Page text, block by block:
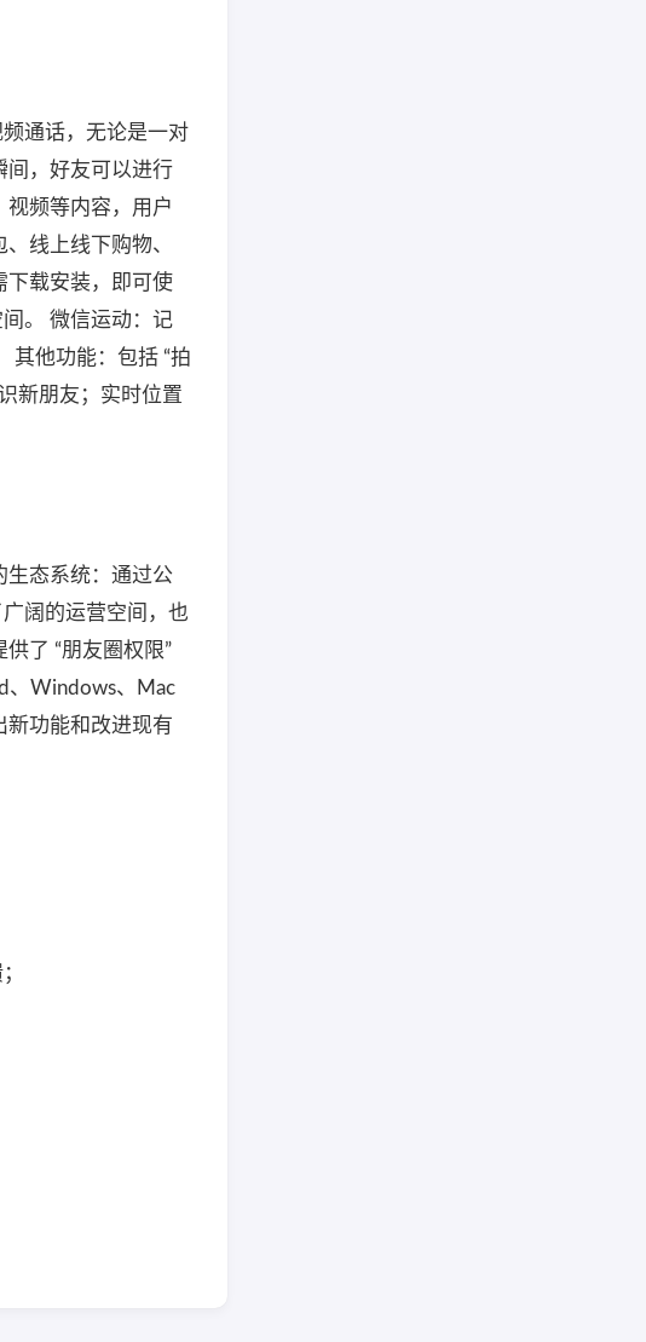
通话，无论是一对
间，好友可以进行
视频等内容，用户
线上线下购物、
下载安装，即可使
。 微信运动：记
其他功能：包括 “拍
新朋友；实时位置
生态系统：通过公
阔的运营空间，也
了 “朋友圈权限”
、Windows、Mac
新功能和改进现有